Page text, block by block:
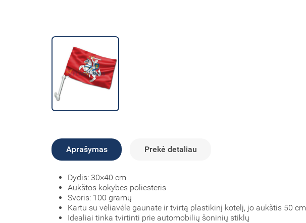
Aprašymas Prekė detaliau
Dydis: 30×40 cm
Aukštos kokybės poliesteris
Svoris: 100 gramų
Kartu su vėliavėle gaunate ir tvirtą plastikinį kotelį, jo aukštis 50 cm
Idealiai tinka tvirtinti prie automobilių šoninių stiklų